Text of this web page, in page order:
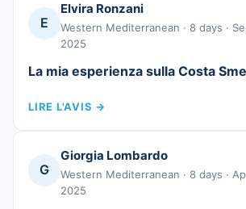
E
Elvira Ronzani
Western Mediterranean · 8 days ·
2025
La mia esperienza sulla Costa
LIRE L'AVIS →
G
Giorgia Lombardo
Western Mediterranean · 8 days ·
2025